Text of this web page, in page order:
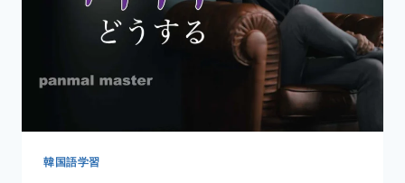
と
使
い
｜
韓国語学習